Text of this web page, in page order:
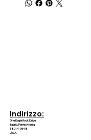
Indirizzo:
One Eagle Rock Drive.
Bagno, Pennsylvania
18014-9648
U.S.A.